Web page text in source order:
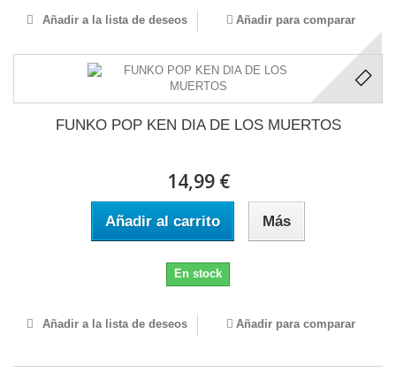
Añadir a la lista de deseos Añadir para comparar
FUNKO POP KEN DIA DE LOS MUERTOS
14,99 €
Añadir al carrito Más
En stock
Añadir a la lista de deseos Añadir para comparar